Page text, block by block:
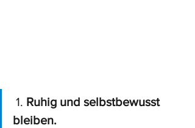
1. Ruhig und selbstbewusst
bleiben.